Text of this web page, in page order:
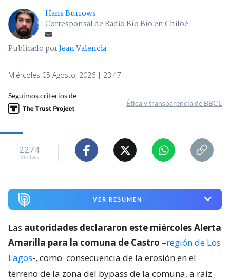
Hans Burrows
Corresponsal de Radio Bío Bío en Chiloé
Publicado porJean Valencia
Miércoles 05 Agosto, 2026 | 23:47
Seguimos criterios de
Ética y transparencia de BBCL
2274
visitas
VER RESUMEN
Las autoridades declararon este miércoles Alerta
Amarilla para la comuna de Castro –región de Los
Lagos-, como consecuencia de la erosión en el
terreno de la zona del bypass de la comuna, a raíz